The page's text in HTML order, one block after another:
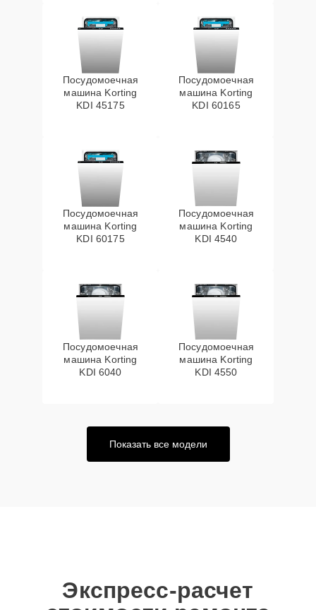
Посудомоечная
машина Korting
KDI 45175
Посудомоечная
машина Korting
KDI 60165
Посудомоечная
машина Korting
KDI 60175
Посудомоечная
машина Korting
KDI 4540
Посудомоечная
машина Korting
KDI 6040
Посудомоечная
машина Korting
KDI 4550
Показать все модели
Экспресс-расчет